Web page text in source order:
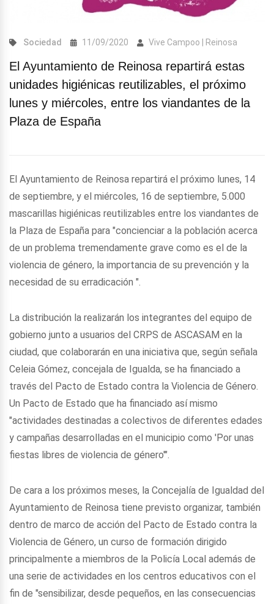
Sociedad 11/09/2020 Vive Campoo | Reinosa
El Ayuntamiento de Reinosa repartirá estas
unidades higiénicas reutilizables, el próximo
lunes y miércoles, entre los viandantes de la
Plaza de España
El Ayuntamiento de Reinosa repartirá el próximo lunes, 14
de septiembre, y el miércoles, 16 de septiembre, 5.000
mascarillas higiénicas reutilizables entre los viandantes de
la Plaza de España para "concienciar a la población acerca
de un problema tremendamente grave como es el de la
violencia de género, la importancia de su prevención y la
necesidad de su erradicación ".
La distribución la realizarán los integrantes del equipo de
gobierno junto a usuarios del CRPS de ASCASAM en la
ciudad, que colaborarán en una iniciativa que, según señala
Celeia Gómez, concejala de Igualda, se ha financiado a
través del Pacto de Estado contra la Violencia de Género.
Un Pacto de Estado que ha financiado así mismo
"actividades destinadas a colectivos de diferentes edades
y campañas desarrolladas en el municipio como 'Por unas
fiestas libres de violencia de género'".
De cara a los próximos meses, la Concejalía de Igualdad del
Ayuntamiento de Reinosa tiene previsto organizar, también
dentro de marco de acción del Pacto de Estado contra la
Violencia de Género, un curso de formación dirigido
principalmente a miembros de la Policía Local además de
una serie de actividades en los centros educativos con el
fin de "sensibilizar, desde pequeños, en las consecuencias